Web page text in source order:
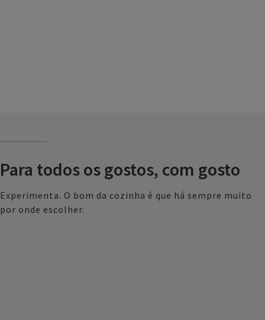
Para todos os gostos, com gosto
Experimenta. O bom da cozinha é que há sempre muito
por onde escolher.